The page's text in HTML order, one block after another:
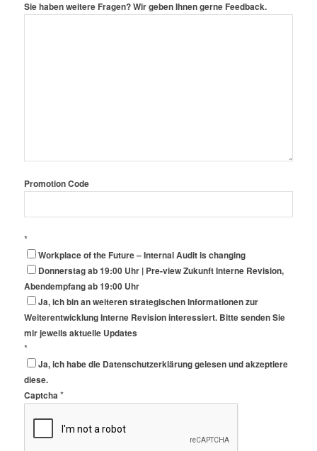
Sie haben weitere Fragen? Wir geben Ihnen gerne Feedback.
Promotion Code
*
Workplace of the Future – Internal Audit is changing
Donnerstag ab 19:00 Uhr | Pre-view Zukunft Interne Revision,
Abendempfang ab 19:00 Uhr
Ja, ich bin an weiteren strategischen Informationen zur
Weiterentwicklung Interne Revision interessiert. Bitte senden Sie
mir jeweils aktuelle Updates
*
Ja, ich habe die Datenschutzerklärung gelesen und akzeptiere
diese.
Captcha *